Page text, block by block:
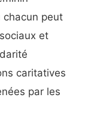
chacun peut
et
caritatives
par les